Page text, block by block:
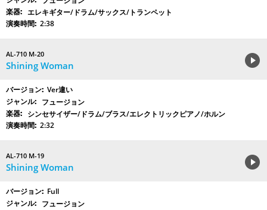
エレキギター/ドラム/サックス/トランペット
2:38
AL-710 M-20
Shining Woman
Ver違い
フュージョン
シンセサイザー/ドラム/ブラス/エレクトリックピアノ/ホルン
2:32
AL-710 M-19
Shining Woman
Full
フュージョン